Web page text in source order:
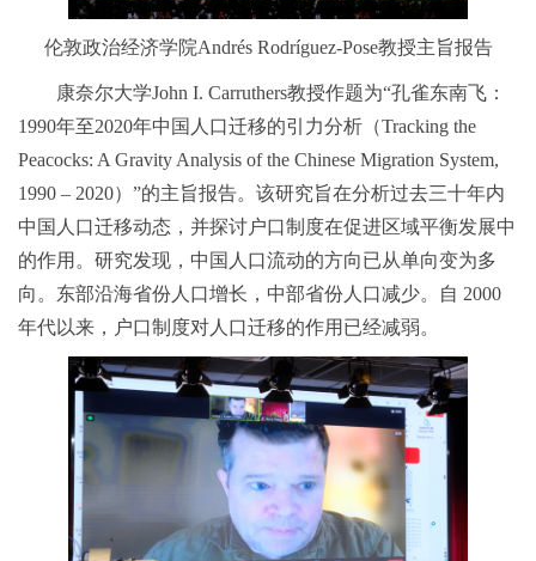
伦敦政治经济学院Andrés Rodríguez-Pose教授主旨报告
康奈尔大学John I. Carruthers教授作题为“孔雀东南飞：
1990年至2020年中国人口迁移的引力分析（Tracking the
Peacocks: A Gravity Analysis of the Chinese Migration System,
1990 – 2020）”的主旨报告。该研究旨在分析过去三十年内
中国人口迁移动态，并探讨户口制度在促进区域平衡发展中
的作用。研究发现，中国人口流动的方向已从单向变为多
向。东部沿海省份人口增长，中部省份人口减少。自 2000
年代以来，户口制度对人口迁移的作用已经减弱。